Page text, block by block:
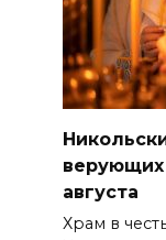
верующих
августа
Храм в